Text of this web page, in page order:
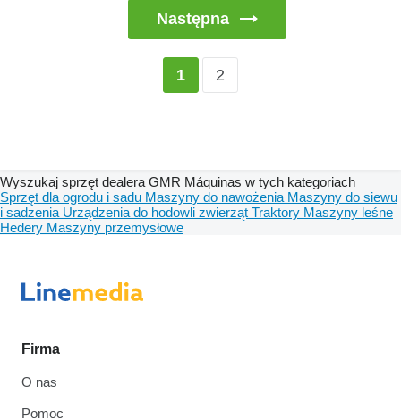
Następna
1 2
Wyszukaj sprzęt dealera GMR Máquinas w tych kategoriach
Sprzęt dla ogrodu i sadu Maszyny do nawożenia Maszyny do siewu
i sadzenia Urządzenia do hodowli zwierząt Traktory Maszyny leśne
Hedery Maszyny przemysłowe
Firma
O nas
Pomoc